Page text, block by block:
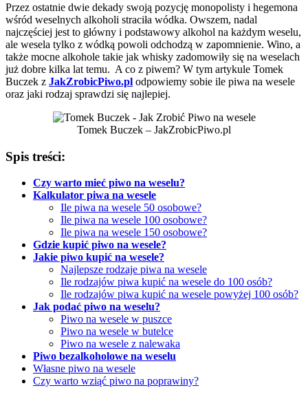
Przez ostatnie dwie dekady swoją pozycję monopolisty i hegemona
wśród weselnych alkoholi straciła wódka. Owszem, nadal
najczęściej jest to główny i podstawowy alkohol na każdym weselu,
ale wesela tylko z wódką powoli odchodzą w zapomnienie. Wino, a
także mocne alkohole takie jak whisky zadomowiły się na weselach
już dobre kilka lat temu. A co z piwem? W tym artykule Tomek
Buczek z JakZrobicPiwo.pl odpowiemy sobie ile piwa na wesele
oraz jaki rodzaj sprawdzi się najlepiej.
Tomek Buczek – JakZrobicPiwo.pl
Spis treści:
Czy warto mieć piwo na weselu?
Kalkulator piwa na wesele
Ile piwa na wesele 50 osobowe?
Ile piwa na wesele 100 osobowe?
Ile piwa na wesele 150 osobowe?
Gdzie kupić piwo na wesele?
Jakie piwo kupić na wesele?
Najlepsze rodzaje piwa na wesele
Ile rodzajów piwa kupić na wesele do 100 osób?
Ile rodzajów piwa kupić na wesele powyżej 100 osób?
Jak podać piwo na weselu?
Piwo na wesele w puszce
Piwo na wesele w butelce
Piwo na wesele z nalewaka
Piwo bezalkoholowe na weselu
Własne piwo na wesele
Czy warto wziąć piwo na poprawiny?